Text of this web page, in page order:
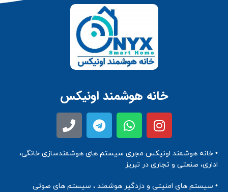
خانه هوشمند اونیکس
• خانه هوشمند اونیکس مجری سیستم های هوشمندسازی خانگی،
اداری، صنعتی و تجاری در تبریز
• سیستم های امنیتی و دزدگیر هوشمند ، سیستم های صوتی